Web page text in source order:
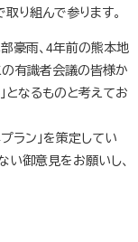
り組んで参ります。
豪雨、4年前の熊本地
の有識者会議の皆様か
となるものと考えてお
ラン」を策定してい
い御意見をお願いし、